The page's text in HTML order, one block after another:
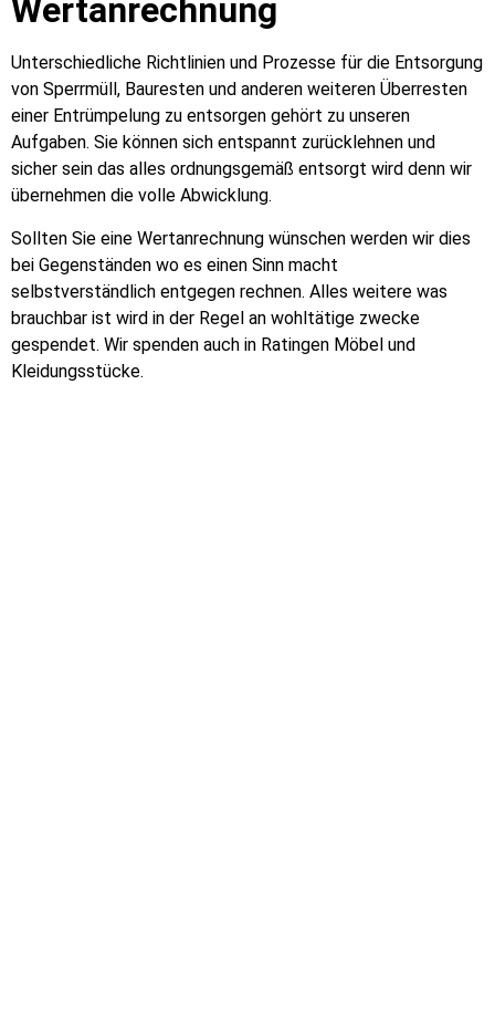
Wertanrechnung
Unterschiedliche Richtlinien und Prozesse für die Entsorgung
von Sperrmüll, Bauresten und anderen weiteren Überresten
einer Entrümpelung zu entsorgen gehört zu unseren
Aufgaben. Sie können sich entspannt zurücklehnen und
sicher sein das alles ordnungsgemäß entsorgt wird denn wir
übernehmen die volle Abwicklung.
Sollten Sie eine Wertanrechnung wünschen werden wir dies
bei Gegenständen wo es einen Sinn macht
selbstverständlich entgegen rechnen. Alles weitere was
brauchbar ist wird in der Regel an wohltätige zwecke
gespendet. Wir spenden auch in Ratingen Möbel und
Kleidungsstücke.